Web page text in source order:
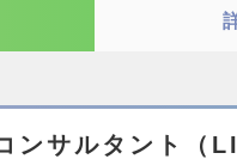
ンサルタント（